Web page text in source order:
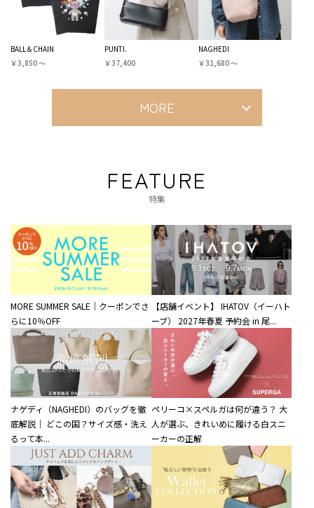
BALL＆CHAIN
￥3,850 〜
PUNTI.
￥37,400
NAGHEDI
￥31,680 〜
MORE
FEATURE
特集
MORE SUMMER SALE｜クーポンでさ
らに10％OFF
【店舗イベント】 IHATOV（イーハト
ーブ） 2027年春夏 予約会 in 尾...
ナゲディ（NAGHEDI）のバッグを徹
底解説｜ どこの国？サイズ感・洗え
るって本...
ペリーコ×スペルガは何が違う？ 大
人が選ぶ、きれいめに履ける白スニ
ーカーの正解